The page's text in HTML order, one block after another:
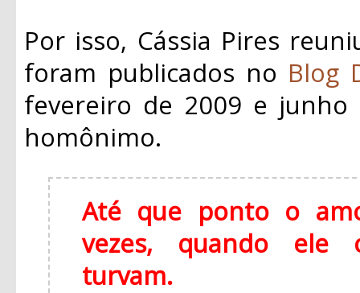
Por isso, Cássia Pires
foram publicados no Blog
fevereiro de 2009 e
homônimo.
Até que ponto o
vezes, quando ele
turvam.